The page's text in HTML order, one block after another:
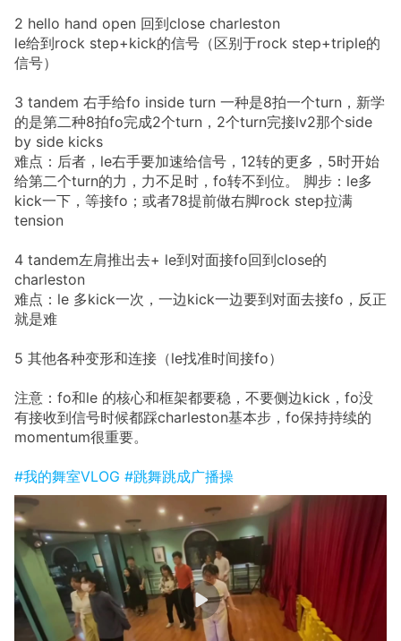
2 hello hand open 回到close charleston
le给到rock step+kick的信号（区别于rock step+triple的
信号）
3 tandem 右手给fo inside turn 一种是8拍一个turn，新学
的是第二种8拍fo完成2个turn，2个turn完接lv2那个side
by side kicks
难点：后者，le右手要加速给信号，12转的更多，5时开始
给第二个turn的力，力不足时，fo转不到位。 脚步：le多
kick一下，等接fo；或者78提前做右脚rock step拉满
tension
4 tandem左肩推出去+ le到对面接fo回到close的
charleston
难点：le 多kick一次，一边kick一边要到对面去接fo，反正
就是难
5 其他各种变形和连接（le找准时间接fo）
注意：fo和le 的核心和框架都要稳，不要侧边kick，fo没
有接收到信号时候都踩charleston基本步，fo保持持续的
momentum很重要。
#我的舞室VLOG #跳舞跳成广播操